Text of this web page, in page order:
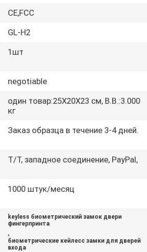
CE,FCC
GL-H2
1шт
negotiable
один товар:25X20X23 см, В.В.:3.000
кг
Заказ образца в течение 3-4 дней.
T/T, западное соединение, PayPal,
1000 штук/месяц
keyless биометрический замок двери
фингерпринта
,
биометрические кейлесс замки для дверей
входа